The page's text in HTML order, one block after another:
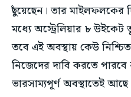
শিল্প ও সংস্কৃতি
বিনোদন
পরিবার ও বন্ধুত্ব
ফ্যাশন ও বিউটি
1-
$
শিল্প ও সংস্কৃতি
বিনোদন
পরিবার ও বন্ধুত্ব
ফ্যাশন ও বিউটি
বিনোদন
পরিবার ও বন্ধুত্ব
ফ্যাশন ও বিউটি
স্বাস্থ্য
বিনোদন
পরিবার ও বন্ধুত্ব
ফ্যাশন ও বিউটি
স্বাস্থ্য
ছুঁয়েছেন। তার মাইলফলকের
মধ্যে অস্ট্রেলিয়ার ৮ উইকেট
তবে এই অবস্থায় কেউ
নিজেদের দাবি করতে
ভারসাম্যপূর্ণ অবস্থাতেই